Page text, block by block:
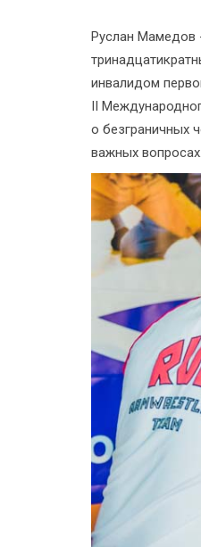
Руслан Мамедов
инвалидом
II
о безграничных
важных вопросах.